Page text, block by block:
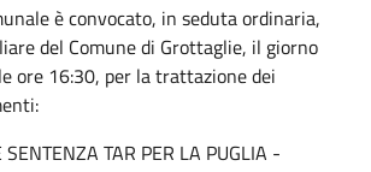
è convocato, in seduta ordinaria,
del Comune di Grottaglie, il giorno
ore 16:30, per la trattazione dei
SENTENZA TAR PER LA PUGLIA -